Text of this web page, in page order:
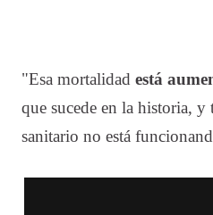
"Esa mortalidad está
que sucede en la historia,
sanitario no está